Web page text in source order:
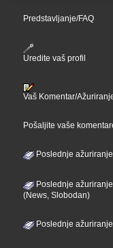
Predstavljanje/FAQ
Uredite vaš profil
Vaš Komentar/
Pošaljite vaše
Poslednje
Poslednje ažuriranje
(News, Slobodan)
Poslednje